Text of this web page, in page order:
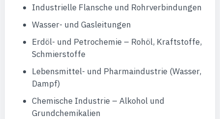
Industrielle Flansche und Rohrverbindungen
Wasser- und Gasleitungen
Erdöl- und Petrochemie – Rohöl, Kraftstoffe,
Schmierstoffe
Lebensmittel- und Pharmaindustrie (Wasser,
Dampf)
Chemische Industrie – Alkohol und
Grundchemikalien